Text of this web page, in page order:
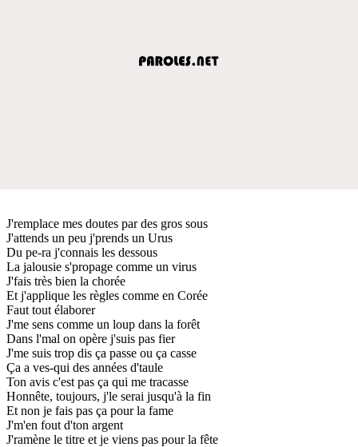
J'remplace mes doutes par des gros sous
J'attends un peu j'prends un Urus
Du pe-ra j'connais les dessous
La jalousie s'propage comme un virus
J'fais très bien la chorée
Et j'applique les règles comme en Corée
Faut tout élaborer
J'me sens comme un loup dans la forêt
Dans l'mal on opère j'suis pas fier
J'me suis trop dis ça passe ou ça casse
Ça a ves-qui des années d'taule
Ton avis c'est pas ça qui me tracasse
Honnête, toujours, j'le serai jusqu'à la fin
Et non je fais pas ça pour la fame
J'm'en fout d'ton argent
J'ramène le titre et je viens pas pour la fête